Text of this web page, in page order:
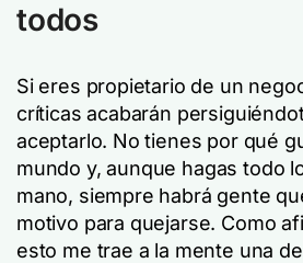
todos
Si eres propietario de un
críticas acabarán
aceptarlo. No tienes por qué
mundo y, aunque hagas todo
mano, siempre habrá gente
motivo para quejarse. Como
esto me trae a la mente una